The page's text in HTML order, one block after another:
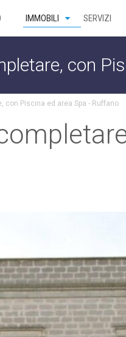
IMMOBILI SERVIZI
con
Piscina ed area Spa - Ruffano